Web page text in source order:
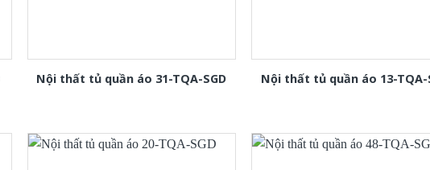
Nội thất tủ quần áo 31-TQA-SGD Nội thất tủ quần áo 13-TQA-